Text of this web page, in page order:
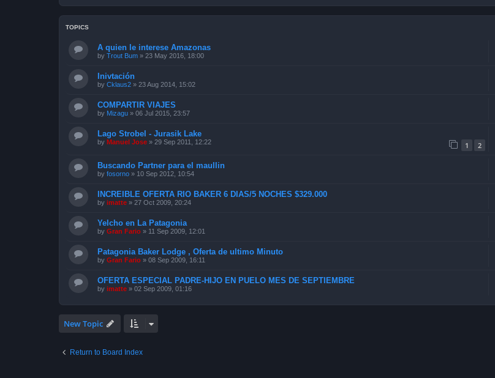
TOPICS
A quien le interese Amazonas
by Trout Bum » 23 May 2016, 18:00
Inivtación
by Cklaus2 » 23 Aug 2014, 15:02
COMPARTIR VIAJES
by Mizagu » 06 Jul 2015, 23:57
Lago Strobel - Jurasik Lake
by Manuel Jose » 29 Sep 2011, 12:22 1 2
Buscando Partner para el maullin
by fosorno » 10 Sep 2012, 10:54
INCREIBLE OFERTA RIO BAKER 6 DIAS/5 NOCHES $329.000
by imatte » 27 Oct 2009, 20:24
Yelcho en La Patagonia
by Gran Fario » 11 Sep 2009, 12:01
Patagonia Baker Lodge , Oferta de ultimo Minuto
by Gran Fario » 08 Sep 2009, 16:11
OFERTA ESPECIAL PADRE-HIJO EN PUELO MES DE SEPTIEMBRE
by imatte » 02 Sep 2009, 01:16
New Topic
Return to Board Index